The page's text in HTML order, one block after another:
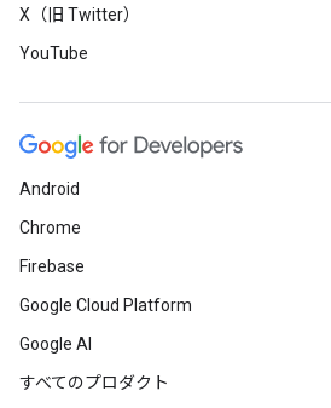
X（旧 Twitter）
YouTube
Android
Chrome
Firebase
Google Cloud Platform
Google AI
すべてのプロダクト